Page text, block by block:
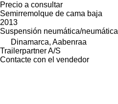
Precio a consultar
Semirremolque de cama baja
2013
Suspensión neumática/neumática
Dinamarca, Aabenraa
Trailerpartner A/S
Contacte con el vendedor